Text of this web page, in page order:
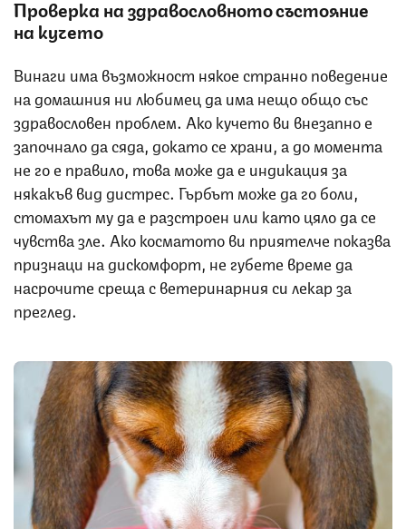
Проверка на здравословното състояние
на кучето
Винаги има възможност някое странно поведение
на домашния ни любимец да има нещо общо със
здравословен проблем. Ако кучето ви внезапно е
започнало да сяда, докато се храни, а до момента
не го е правило, това може да е индикация за
някакъв вид дистрес. Гърбът може да го боли,
стомахът му да е разстроен или като цяло да се
чувства зле. Ако косматото ви приятелче показва
признаци на дискомфорт, не губете време да
насрочите среща с ветеринарния си лекар за
преглед.